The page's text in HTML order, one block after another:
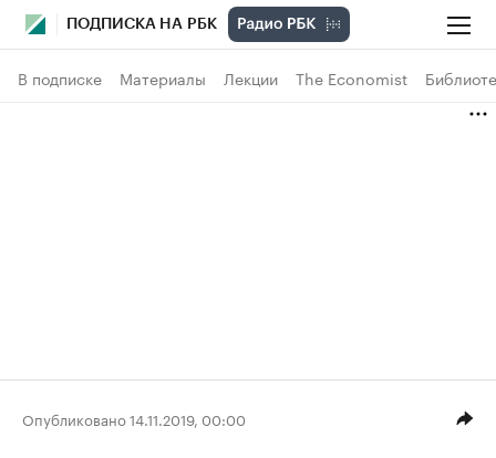
ПОДПИСКА НА РБК
В подписке Материалы Лекции The Economist
Опубликовано 14.11.2019, 00:00